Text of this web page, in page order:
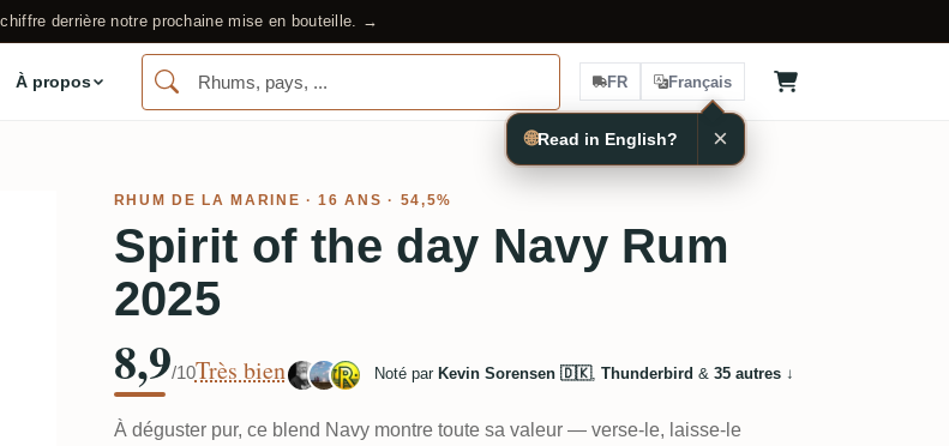
derrière notre prochaine mise en bouteille. →
À propos FR Français
RHUM DE LA MARINE · 16 ANS · 54,5%
Spirit of the day Navy Rum
2025
8,9/10Très bien Noté par Kevin Sorensen 🇩🇰, Thunderbird & 35 autres↓
À déguster pur, ce blend Navy montre toute sa valeur — verse-le, laisse-le
🌐Read in English? ×